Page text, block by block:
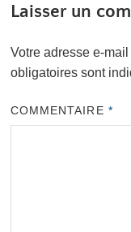
Laisser un
Votre adresse e-
obligatoires sont
COMMENTAIRE *